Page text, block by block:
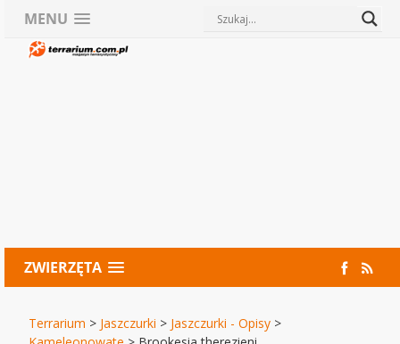
MENU
ZWIERZĘTA
Terrarium > Jaszczurki > Jaszczurki - Opisy >